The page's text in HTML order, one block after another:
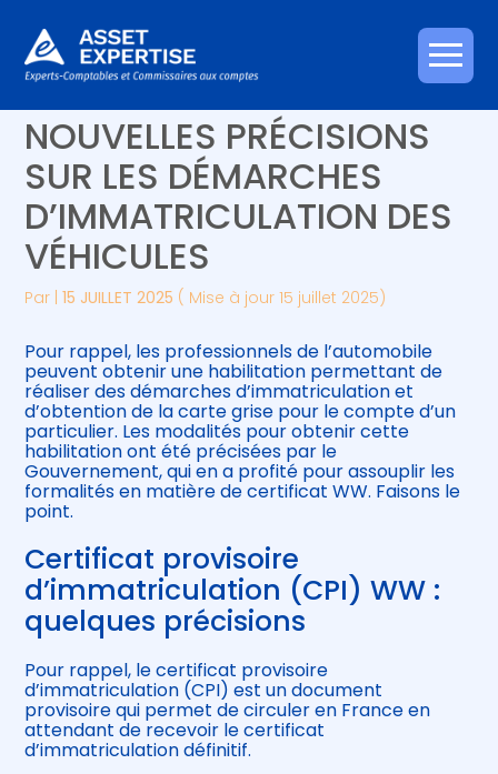
Aller
au
Créer et reprendre une activité
Gérer votre quotidien
Piloter votre entreprise
Développer votre entreprise
Construire votre patrimoine
Être prêt pour la facturation
électronique
Piloter votre gestion
Suivre votre comptabilité
Gérer vos ressources humaines
AUTOMOBILE : DE
NOUVELLES PRÉCISIONS
SUR LES DÉMARCHES
D’IMMATRICULATION DES
VÉHICULES
Par |15 JUILLET 2025 ( Mise à jour 15 juillet 2025)
Pour rappel, les professionnels de l’automobile
peuvent obtenir une habilitation permettant de
réaliser des démarches d’immatriculation et
d’obtention de la carte grise pour le compte d’un
particulier. Les modalités pour obtenir cette
habilitation ont été précisées par le
Gouvernement, qui en a profité pour assouplir les
formalités en matière de certificat WW. Faisons le
point.
Certificat provisoire
d’immatriculation (CPI) WW :
quelques précisions
Pour rappel, le certificat provisoire
d’immatriculation (CPI) est un document
provisoire qui permet de circuler en France en
attendant de recevoir le certificat
d’immatriculation définitif.